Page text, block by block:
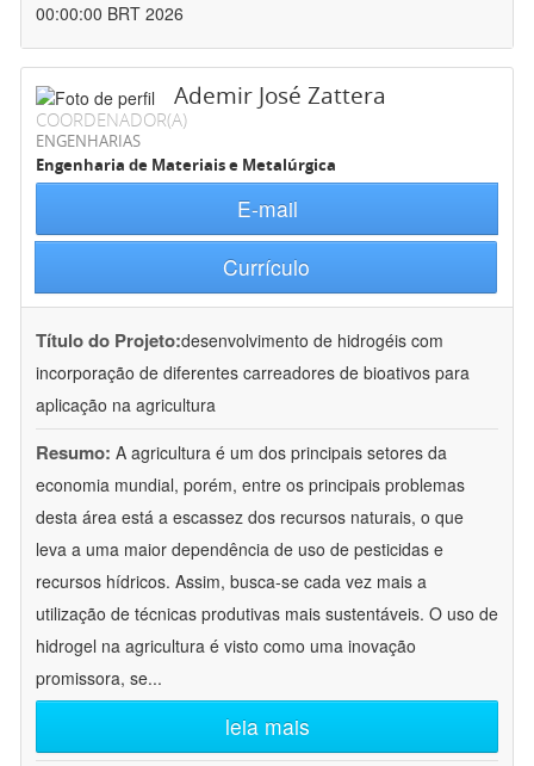
00:00:00 BRT 2026
Ademir José Zattera
COORDENADOR(A)
ENGENHARIAS
Engenharia de Materiais e Metalúrgica
E-mail
Currículo
Título do Projeto:desenvolvimento de hidrogéis com
incorporação de diferentes carreadores de bioativos para
aplicação na agricultura
Resumo: A agricultura é um dos principais setores da
economia mundial, porém, entre os principais problemas
desta área está a escassez dos recursos naturais, o que
leva a uma maior dependência de uso de pesticidas e
recursos hídricos. Assim, busca-se cada vez mais a
utilização de técnicas produtivas mais sustentáveis. O uso de
hidrogel na agricultura é visto como uma inovação
promissora, se...
leia mais